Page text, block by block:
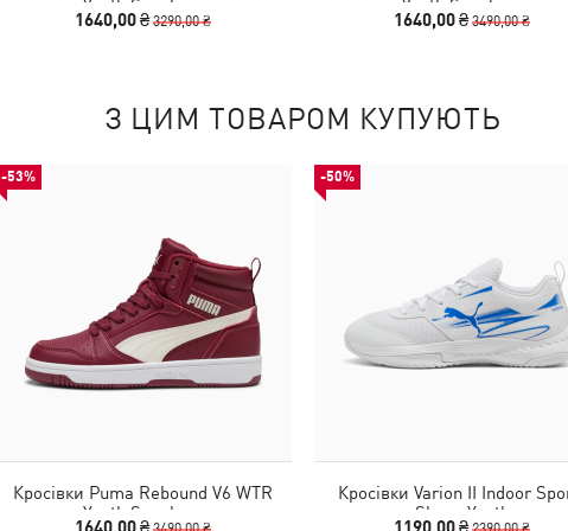
Youth Sneakers
1640,00 ₴3290,00 ₴
Youth Sneakers
1640,00 ₴3490,00 ₴
З ЦИМ ТОВАРОМ КУПУЮТЬ
-53%
Кросівки Puma Rebound V6 WTR
Youth Sneakers
1640,00 ₴
-50%
Кросівки Varion II Indoor
Shoes Youth
1190,00 ₴